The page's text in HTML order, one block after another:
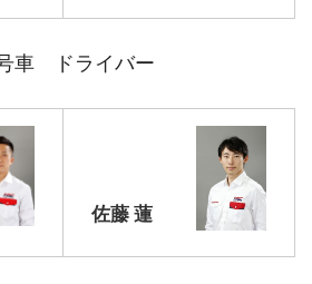
車 ドライバー
佐藤 蓮